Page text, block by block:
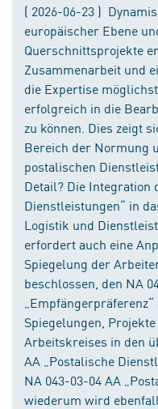
( 2026-06-23 )
europäischer Ebene
Querschnittsprojekte
Zusammenarbeit und
die Expertise
erfolgreich in die
zu können. Dies zeigt
Bereich der Normung
postalischen
Detail? Die Integration
Dienstleistungen“ in
Logistik und
erfordert auch eine
Spiegelung der
beschlossen, den NA
Spiegelungen,
Arbeitskreises in den
AA „Postalische
NA 043-03-04 AA
wiederum wird